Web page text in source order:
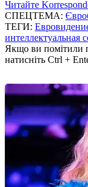
Читайте
СПЕЦТЕМА:
ТЕГИ:
интеллектуальная
Якщо ви помітили
натисніть Ctrl +